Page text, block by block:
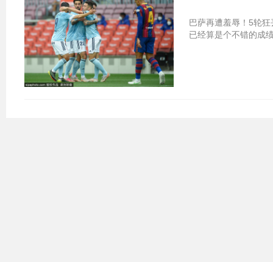
巴萨再遭羞辱！5轮狂丢10分 提前丢
已经算是个不错的成